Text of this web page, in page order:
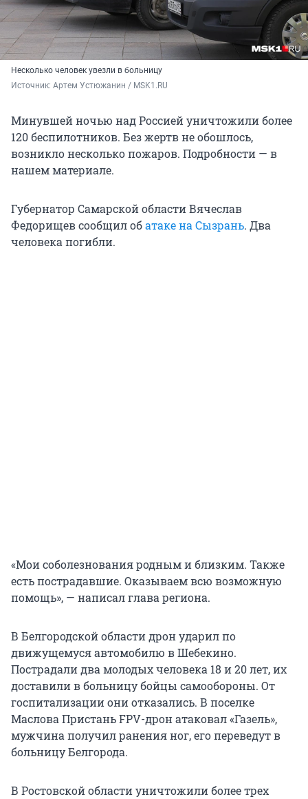
Несколько человек увезли в больницу
Источник: Артем Устюжанин / MSK1.RU
Минувшей ночью над Россией уничтожили более
120 беспилотников. Без жертв не обошлось,
возникло несколько пожаров. Подробности — в
нашем материале.
Губернатор Самарской области Вячеслав
Федорищев сообщил обатаке на Сызрань. Два
человека погибли.
«Мои соболезнования родным и близким. Также
есть пострадавшие. Оказываем всю возможную
помощь», — написал глава региона.
В Белгородской области дрон ударил по
движущемуся автомобилю в Шебекино.
Пострадали два молодых человека 18 и 20 лет, их
доставили в больницу бойцы самообороны. От
госпитализации они отказались. В поселке
Маслова Пристань FPV-дрон атаковал «Газель»,
мужчина получил ранения ног, его переведут в
больницу Белгорода.
В Ростовской области уничтожили более трех